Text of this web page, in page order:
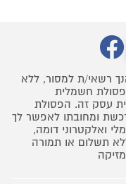
רשאי/ת למסור, ללא
חשמלית
עסק זה. הפסולת
ומחובתו לאפשר לך
ואלקטרוני דומה,
תשלום או תמורה